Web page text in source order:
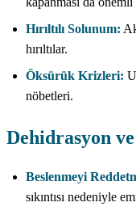
Hırıltılı Solunum:
hırıltılar.
Öksürük Krizleri:
nöbetleri.
Dehidrasyon
Beslenmeyi
sıkıntısı nedeniyle